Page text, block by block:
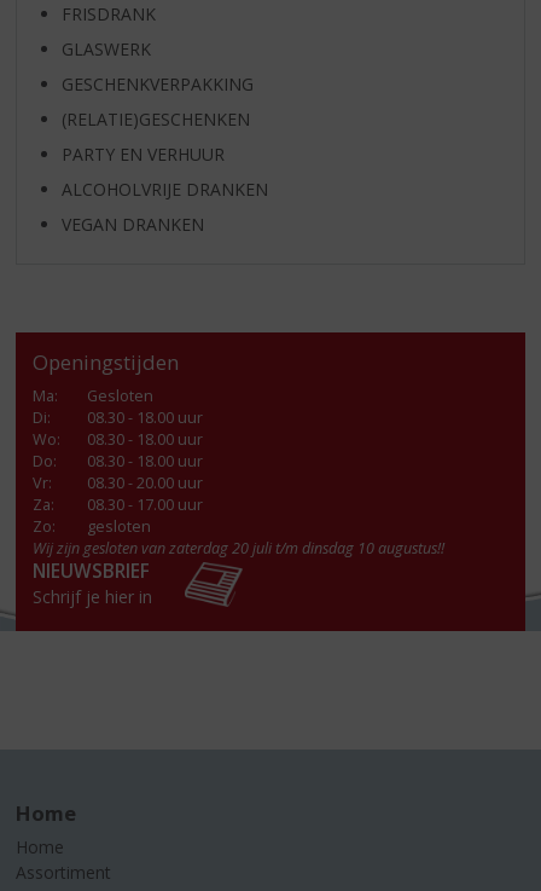
FRISDRANK
GLASWERK
GESCHENKVERPAKKING
(RELATIE)GESCHENKEN
PARTY EN VERHUUR
ALCOHOLVRIJE DRANKEN
VEGAN DRANKEN
Openingstijden
Ma:
Gesloten
Di:
08.30 - 18.00 uur
Wo:
08.30 - 18.00 uur
Do:
08.30 - 18.00 uur
Vr:
08.30 - 20.00 uur
Za:
08.30 - 17.00 uur
Zo:
gesloten
Wij zijn gesloten van zaterdag 20 juli t/m dinsdag 10 augustus!!
NIEUWSBRIEF
Schrijf je hier in
Home
Home
Assortiment